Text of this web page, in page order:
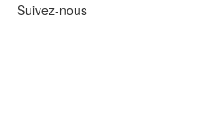
Suivez-nous